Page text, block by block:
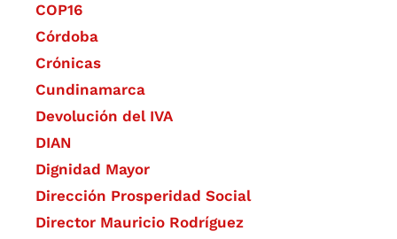
COP16
Córdoba
Crónicas
Cundinamarca
Devolución del IVA
DIAN
Dignidad Mayor
Dirección Prosperidad Social
Director Mauricio Rodríguez